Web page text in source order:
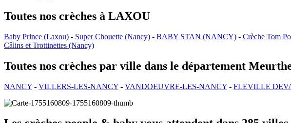
Toutes nos crèches à LAXOU
Baby Prince (Laxou) - Super Chouette (Nancy) - BABY STAN (NANCY) - Crèche Tom
Câlins et Trottinettes (Nancy)
Toutes nos crèches par ville dans le département
NANCY - VILLERS-LES-NANCY - VANDOEUVRE-LES-NANCY - FLEVILLE